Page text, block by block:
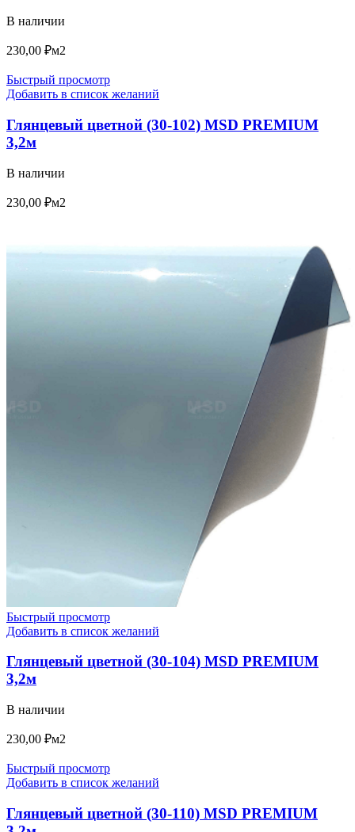
В наличии
230,00 ₽м2
Быстрый просмотр
Добавить в список желаний
Глянцевый цветной (30-102) MSD PREMIUM
3,2м
В наличии
230,00 ₽м2
Быстрый просмотр
Добавить в список желаний
Глянцевый цветной (30-104) MSD PREMIUM
3,2м
В наличии
230,00 ₽м2
Быстрый просмотр
Добавить в список желаний
Глянцевый цветной (30-110) MSD PREMIUM